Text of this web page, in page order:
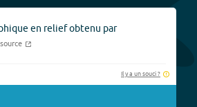
en relief obtenu par
source
Il y a un souci ?